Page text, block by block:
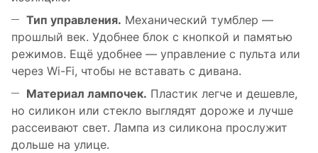
Тип управления. Механический тумблер —
прошлый век. Удобнее блок с кнопкой и памятью
режимов. Ещё удобнее — управление с пульта или
через Wi-Fi, чтобы не вставать с дивана.
Материал лампочек. Пластик легче и дешевле,
но силикон или стекло выглядят дороже и лучше
рассеивают свет. Лампа из силикона прослужит
дольше на улице.